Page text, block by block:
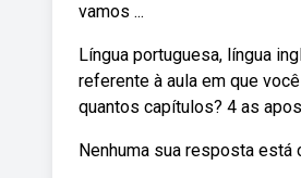
vamos ...
Língua portuguesa, língua
referente à aula em que
quantos capítulos? 4 as
Nenhuma sua resposta está